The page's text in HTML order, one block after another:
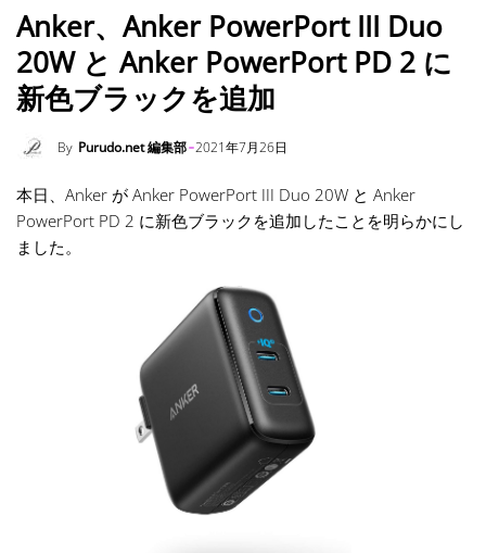
Anker、Anker PowerPort III Duo
20W と Anker PowerPort PD 2 に
新色ブラックを追加
By Purudo.net 編集部 2021年7月26日
本日、Anker が Anker PowerPort III Duo 20W と Anker
PowerPort PD 2 に新色ブラックを追加したことを明らかにし
ました。